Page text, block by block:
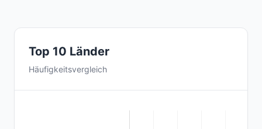
Top 10 Länder
Häufigkeitsvergleich